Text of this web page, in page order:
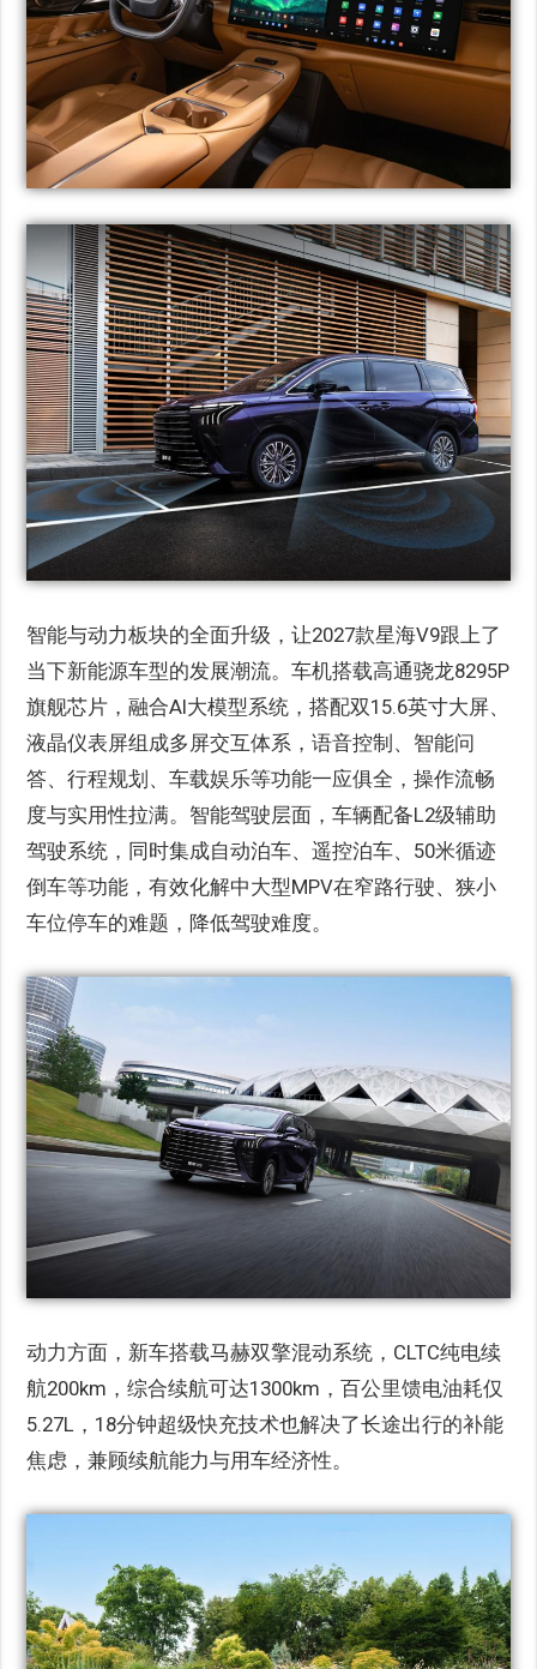
智能与动力板块的全面升级，让2027款星海V9跟上了
当下新能源车型的发展潮流。车机搭载高通骁龙8295P
旗舰芯片，融合AI大模型系统，搭配双15.6英寸大屏、
液晶仪表屏组成多屏交互体系，语音控制、智能问
答、行程规划、车载娱乐等功能一应俱全，操作流畅
度与实用性拉满。智能驾驶层面，车辆配备L2级辅助
驾驶系统，同时集成自动泊车、遥控泊车、50米循迹
倒车等功能，有效化解中大型MPV在窄路行驶、狭小
车位停车的难题，降低驾驶难度。
动力方面，新车搭载马赫双擎混动系统，CLTC纯电续
航200km，综合续航可达1300km，百公里馈电油耗仅
5.27L，18分钟超级快充技术也解决了长途出行的补能
焦虑，兼顾续航能力与用车经济性。